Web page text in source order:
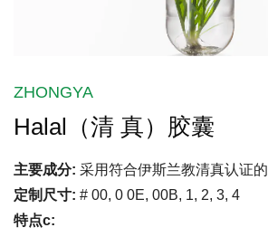
ZHONGYA
Halal（清 真）胶囊
主要成分: 采用符合伊斯兰教清真认证
定制尺寸: # 00, 0 0E, 00B, 1, 2, 3, 4
特点c: